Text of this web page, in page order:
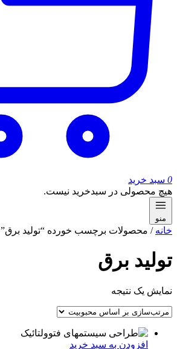
0 سبد خرید
هیچ محصولی در سبدخرید نیست.
منو
خانه / محصولات برچسب خورده “تولید برق”
تولید برق
نمایش یک نتیجه
افزودن به سبد خرید